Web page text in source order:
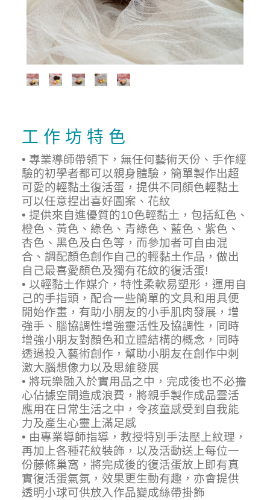
工 作 坊 特 色
• 專業導師帶領下，無任何藝術天份、手作經
驗的初學者都可以親身體驗，簡單製作出超
可愛的輕黏土復活蛋，提供不同顏色輕黏土
可以任意捏出喜好圖案、花紋
• 提供來自進優質的10色輕黏土，包括紅色、
橙色、黃色、綠色、青綠色、藍色、紫色、
杏色、黑色及白色等，而參加者可自由混
合、調配顏色創作自己的輕黏土作品，做出
自己最喜愛顏色及獨有花紋的復活蛋!
• 以輕黏土作媒介，特性柔軟易塑形，運用自
己的手指頭，配合一些簡單的文具和用具便
開始作畫，有助小朋友的小手肌肉發展，增
強手、腦協調性增強靈活性及協調性，同時
增強小朋友對顏色和立體結構的概念，同時
透過投入藝術創作，幫助小朋友在創作中刺
激大腦想像力以及思維發展
• 將玩樂融入於實用品之中，完成後也不必擔
心佔據空間造成浪費，將親手製作成品靈活
應用在日常生活之中，令孩童感受到自我能
力及產生心靈上滿足感
• 由專業導師指導，教授特別手法壓上紋理，
再加上各種花紋裝飾，以及活動送上每位一
份藤條巢窩，將完成後的復活蛋放上即有真
實復活蛋氣氛，效果更生動有趣，亦會提供
透明小球可供放入作品變成絲帶掛飾